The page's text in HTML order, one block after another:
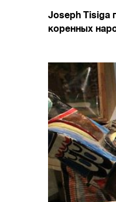
Joseph Tisiga
коренных